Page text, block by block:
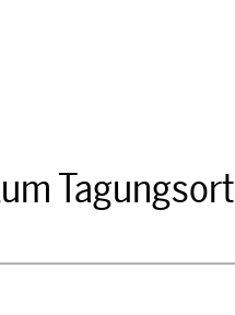
Tagungsort